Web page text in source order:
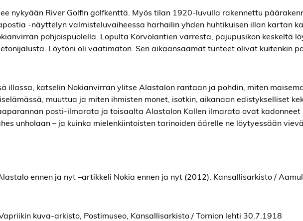
nykyään River Golfin golfkenttä. Myös tilan 1920-luvulla rakennettu
-näyttelyn valmisteluvaiheessa harhailin yhden huhtikuisen illan kartan
pohjoispuolella. Lopulta Korvolantien varresta, pajupusikon keskeltä
Löytöni oli vaatimaton. Sen aikaansaamat tunteet olivat kuitenkin
illassa, katselin Nokianvirran ylitse Alastalon rantaan ja pohdin, miten
muuttua ja miten ihmisten monet, isotkin, aikanaan edistykselliset
posti-ilmarata ja toisaalta Alastalon Kallen ilmarata ovat kadonneet
unholaan – ja kuinka mielenkiintoisten tarinoiden äärelle ne löytyessään
ennen ja nyt –artikkeli Nokia ennen ja nyt (2012), Kansallisarkisto /
kuva-arkisto, Postimuseo, Kansallisarkisto / Tornion lehti 30.7.1918